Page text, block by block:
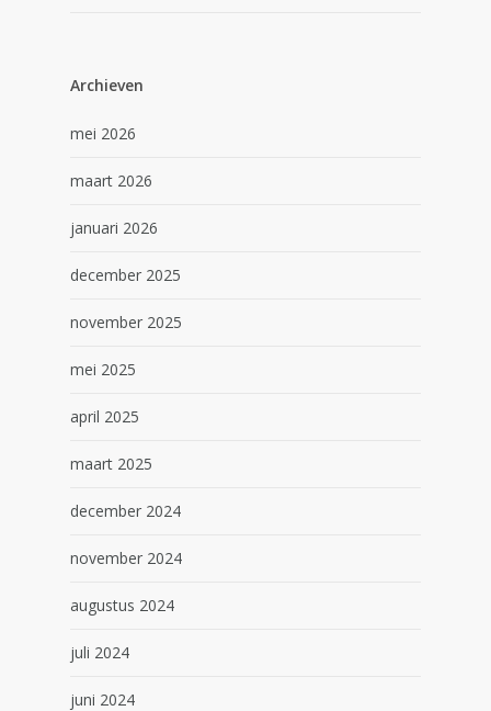
Archieven
mei 2026
maart 2026
januari 2026
december 2025
november 2025
mei 2025
april 2025
maart 2025
december 2024
november 2024
augustus 2024
juli 2024
juni 2024